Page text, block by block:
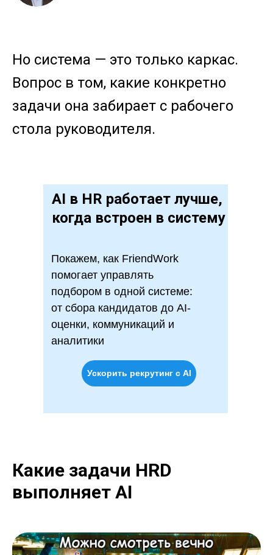
Но система — это только каркас.
Вопрос в том, какие конкретно
задачи она забирает с рабочего
стола руководителя.
AI в HR работает лучше,
когда встроен в систему
Покажем, как FriendWork
помогает управлять
подбором в одной системе:
от сбора кандидатов до AI-
оценки, коммуникаций и
аналитики
Ускорить рекрутинг с AI
Какие задачи HRD
выполняет AI